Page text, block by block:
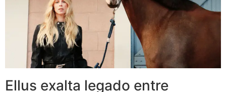
Ellus exalta legado entre